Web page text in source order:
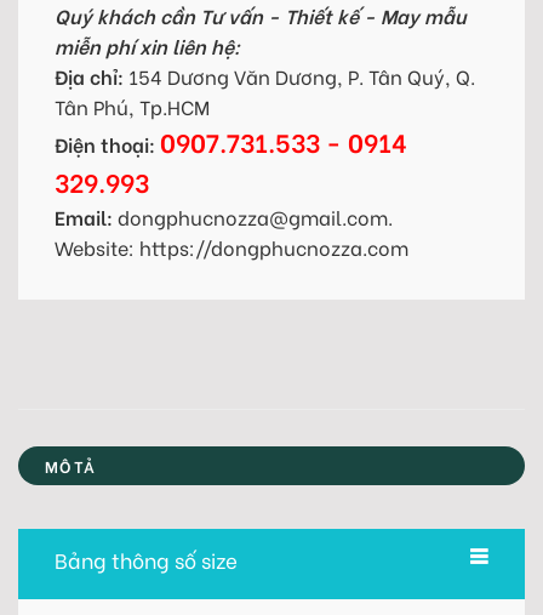
Quý khách cần Tư vấn - Thiết kế - May mẫu
miễn phí xin liên hệ:
Địa chỉ: 154 Dương Văn Dương, P. Tân Quý, Q.
Tân Phú, Tp.HCM
Điện thoại: 0907.731.533 - 0914
329.993
Email: dongphucnozza@gmail.com.
Website: https://dongphucnozza.com
MÔ TẢ
Bảng thông số size